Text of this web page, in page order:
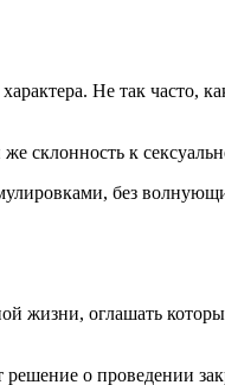
Не так часто,
склонность к
без
жизни, оглашать
о проведении